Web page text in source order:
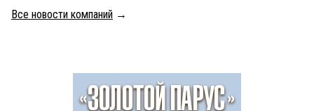
Все новости компаний →